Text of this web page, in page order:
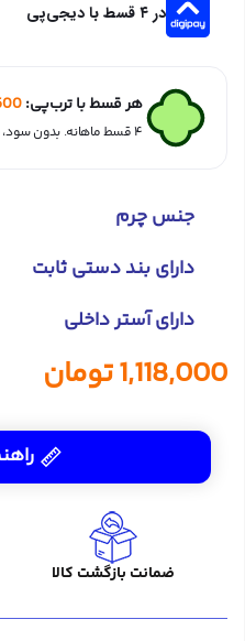
در ۴ قسط با دیجی‌پی
هر قسط با ترب‌پی:
۴ قسط ماهانه. بدون سود، چک و ضامن.
جنس چرم
دارای بند دستی ثابت
دارای آستر داخلی
1,118,000تومان
ضمانت بازگشت کالا